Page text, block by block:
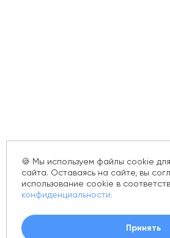
🍪 Мы используем файлы cookie
сайта. Оставаясь на сайте, вы
использование cookie в
конфиденциальности.
Принять